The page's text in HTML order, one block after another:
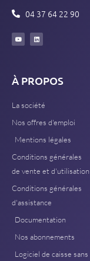
04 37 64 22 90
À PROPOS
La société
Nos offres d'emploi
Mentions légales
Conditions générales
de vente et d'utilisation
Conditions générales
d'assistance
Documentation
Nos abonnements
Logiciel de caisse sans